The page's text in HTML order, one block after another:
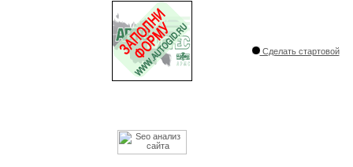
Сделать стартовой